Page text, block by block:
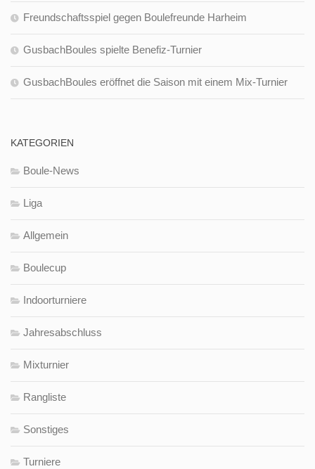
Freundschaftsspiel gegen Boulefreunde Harheim
GusbachBoules spielte Benefiz-Turnier
GusbachBoules eröffnet die Saison mit einem Mix-Turnier
KATEGORIEN
Boule-News
Liga
Allgemein
Boulecup
Indoorturniere
Jahresabschluss
Mixturnier
Rangliste
Sonstiges
Turniere